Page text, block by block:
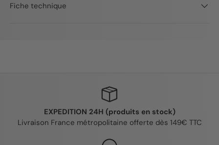
Fiche technique
EXPEDITION 24H (produits en stock)
Livraison France métropolitaine offerte dès 149€ TTC